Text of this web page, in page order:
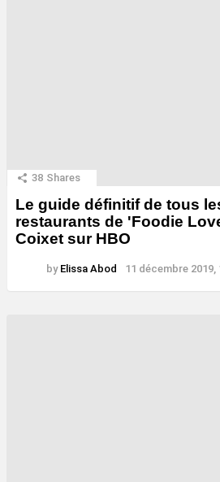
38 Shares
Le guide définitif de tous
restaurants de 'Foodie
Coixet sur HBO
by Elissa Abod 11 décembre 2019,